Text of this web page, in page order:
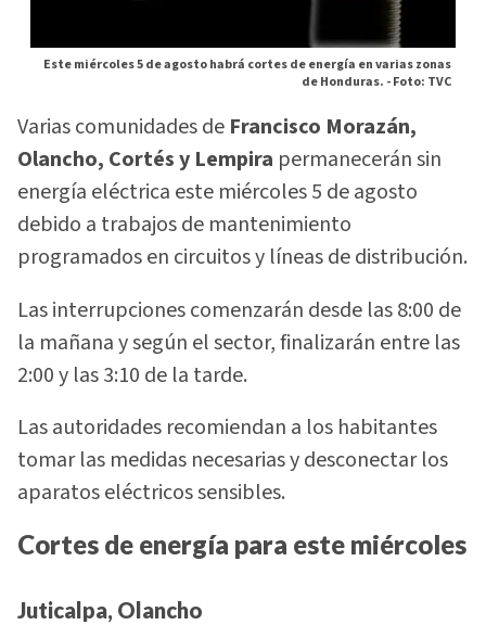
Este miércoles 5 de agosto habrá cortes de energía en varias zonas
de Honduras. -Foto: TVC
Varias comunidades de Francisco Morazán,
Olancho, Cortés y Lempira permanecerán sin
energía eléctrica este miércoles 5 de agosto
debido a trabajos de mantenimiento
programados en circuitos y líneas de distribución.
Las interrupciones comenzarán desde las 8:00 de
la mañana y según el sector, finalizarán entre las
2:00 y las 3:10 de la tarde.
Las autoridades recomiendan a los habitantes
tomar las medidas necesarias y desconectar los
aparatos eléctricos sensibles.
Cortes de energía para este miércoles
Juticalpa, Olancho